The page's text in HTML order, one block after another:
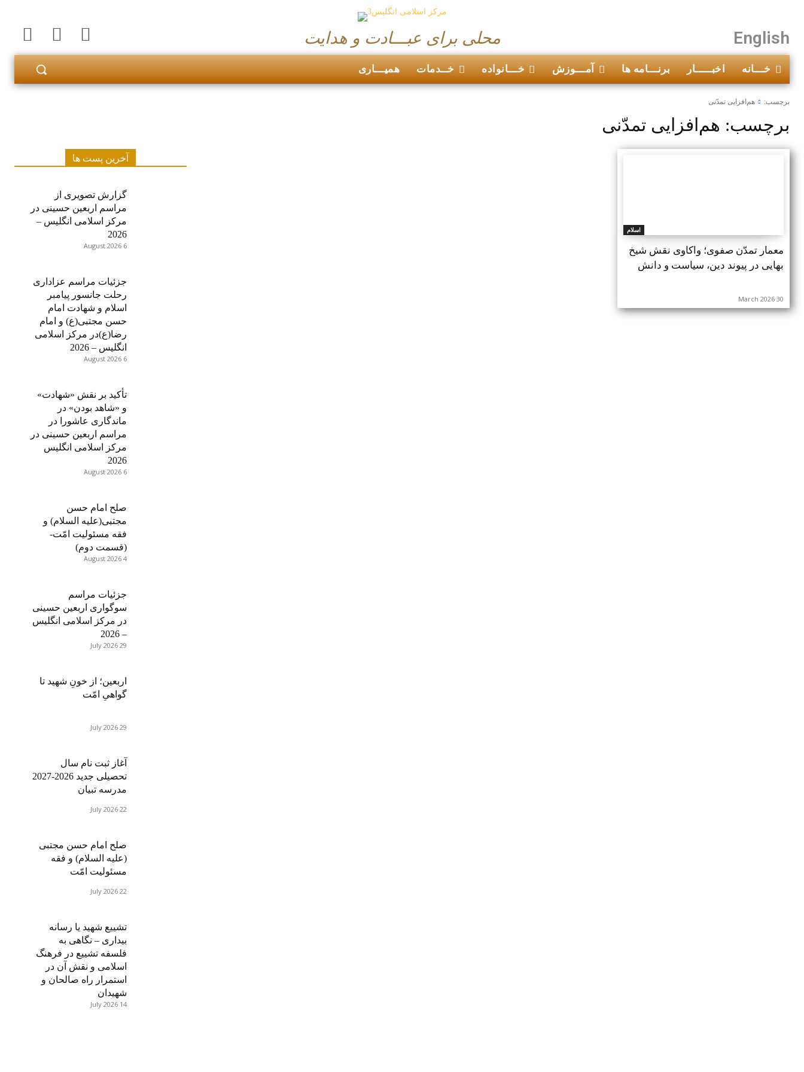
محلی برای عبـــادت و هدایت English
همیـــاری خــدمات خـــانواده آمـــوزش برنـــامه ها اخبـــــار خـــانه
برچسب: هم‌افزایی تمدّنی
برچسب: هم‌افزایی تمدّنی
آخرین پست ها
گزارش تصویری از
مراسم اربعین حسینی در
مرکز اسلامی انگلیس –
2026
6 August 2026
جزئیات مراسم عزاداری
رحلت جانسور پیامبر
اسلام و شهادت امام
حسن مجتبی(ع) و امام
رضا(ع)در مرکز اسلامی
انگلیس – 2026
6 August 2026
تأکید بر نقش «شهادت»
و «شاهد بودن» در
ماندگاری عاشورا در
مراسم اربعین حسینی در
مرکز اسلامی انگلیس
2026
6 August 2026
صلح امام حسن
مجتبی(علیه السلام) و
فقه مسئولیت امّت-
(قسمت دوم)
4 August 2026
جزئیات مراسم
سوگواری اربعین حسینی
در مرکز اسلامی انگلیس
– 2026
29 July 2026
اربعین؛ از خونِ شهید تا
گواهیِ امّت
29 July 2026
آغاز ثبت نام سال
تحصیلی جدید 2026-2027
مدرسه تبیان
22 July 2026
صلح امام حسن مجتبی
(علیه السلام) و فقه
مسئولیت امّت
22 July 2026
تشییع شهید یا رسانه
بیداری – نگاهی به
فلسفه تشییع در فرهنگ
اسلامی و نقش آن در
استمرار راه صالحان و
شهیدان
14 July 2026
اسلام
معمار تمدّن صفوی؛ واکاوی نقش شیخ
بهایی در پیوند دین، سیاست و دانش
30 March 2026